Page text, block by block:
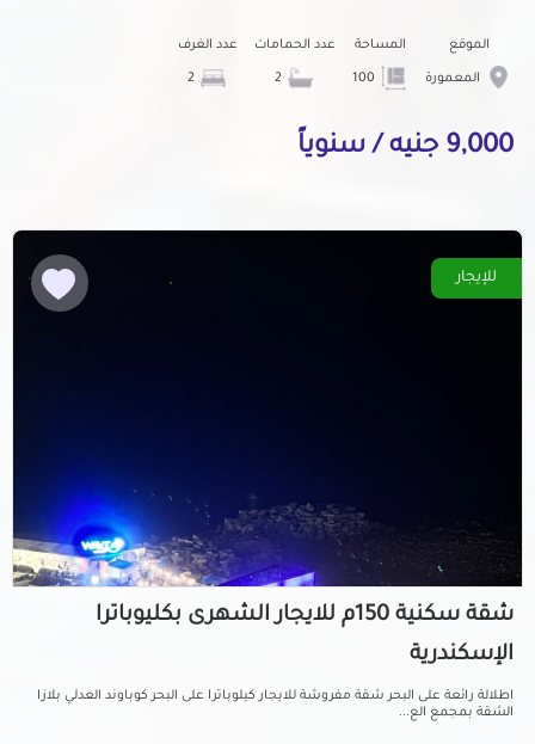
الموقع
المعمورة
المساحة عدد الحمامات عدد الغرف
9,000 جنيه / سنوياً
للإيجار
شقة سكنية 150م للايجار الشهرى بكليوباترا
الإسكندرية
اطلالة رائعة على البحر شقة مفروشة للايجار كيلوباترا على البحر كوباوند العدلي بلازا
الشقة بمجمع الع...